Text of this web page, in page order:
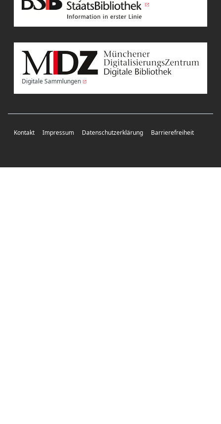
Digitale Sammlungen
Kontakt Impressum Datenschutzerklärung Barrierefreiheit